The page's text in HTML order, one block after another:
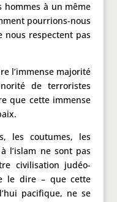
à un même
pourrions-nous
nous respectent pas
l’immense majorité
de terroristes
que cette immense
les coutumes, les
l’islam ne sont pas
civilisation judéo-
le dire – que cette
pacifique, ne se